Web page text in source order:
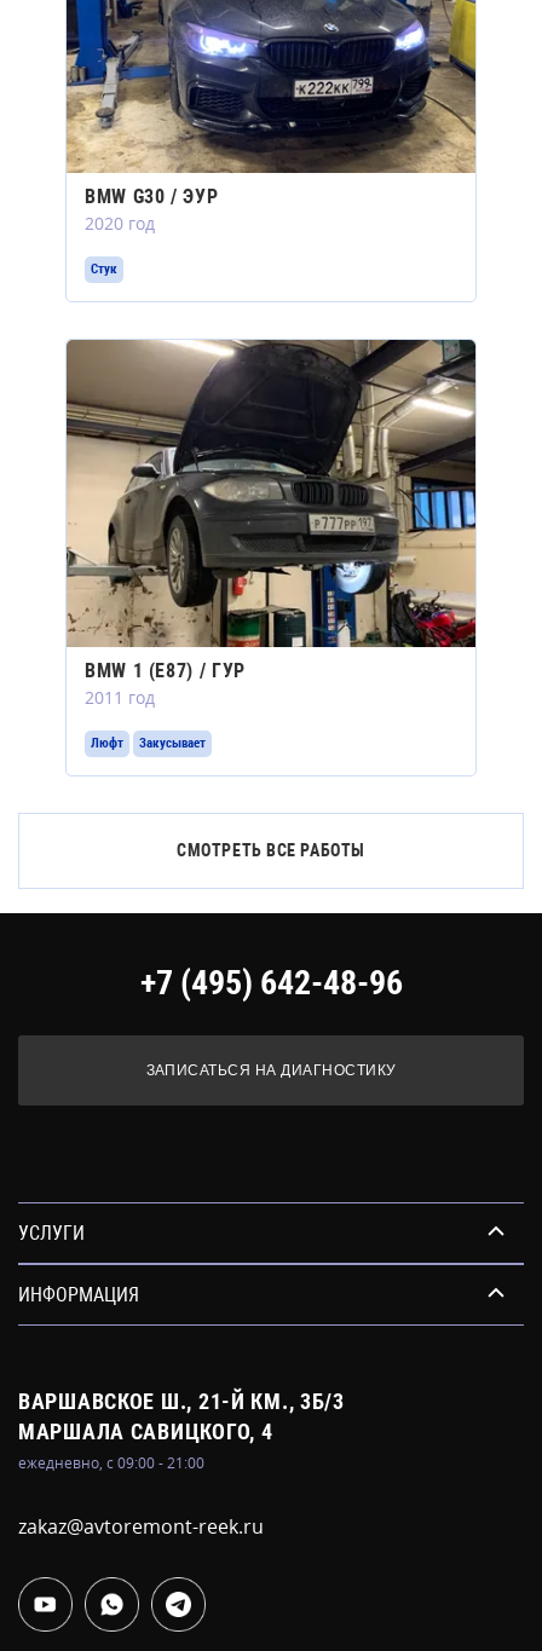
BMW G30 / ЭУР
2020 год
Стук
BMW 1 (E87) / ГУР
2011 год
Люфт Закусывает
СМОТРЕТЬ ВСЕ РАБОТЫ
+7 (495) 642-48-96
ЗАПИСАТЬСЯ НА ДИАГНОСТИКУ
ВАРШАВСКОЕ Ш., 21-Й КМ., 3Б/3
МАРШАЛА САВИЦКОГО, 4
ежедневно, с 09:00 - 21:00
zakaz@avtoremont-reek.ru
УСЛУГИ
ИНФОРМАЦИЯ